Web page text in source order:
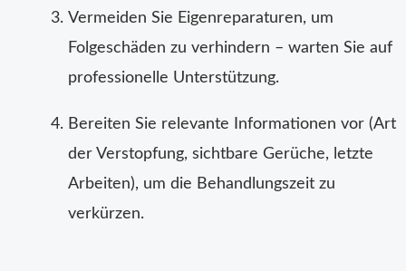
Vermeiden Sie Eigenreparaturen, um
Folgeschäden zu verhindern – warten Sie auf
professionelle Unterstützung.
Bereiten Sie relevante Informationen vor (Art
der Verstopfung, sichtbare Gerüche, letzte
Arbeiten), um die Behandlungszeit zu
verkürzen.